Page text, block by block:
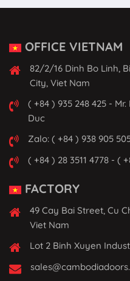
OFFICE VIETNAM
82/2/16 Dinh Bo Linh,
City, Viet Nam
( +84 ) 935 248 425 -
Duc
Zalo: ( +84 ) 938 905
( +84 ) 28 3511 4778 - (
FACTORY
49 Cay Bai Street, Cu
Viet Nam
Lot 2 Binh Xuyen